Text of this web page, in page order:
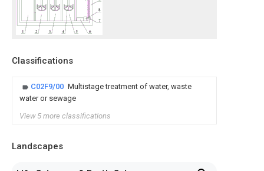
Classifications
C02F9/00 Multistage treatment of water, waste
water or sewage
View 5 more classifications
Landscapes